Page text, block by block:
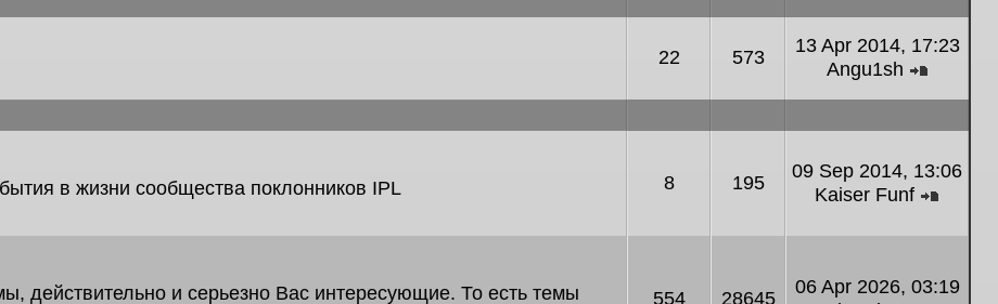
22 573
13 Apr 2014, 17:23
Angu1sh
в жизни сообщества поклонников IPL
8 195
09 Sep 2014, 13:06
Kaiser Funf
действительно и серьезно Вас интересующие. То есть темы
554 28645
06 Apr 2026, 03:19